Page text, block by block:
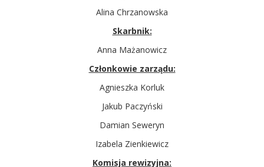
Alina Chrzanowska
Skarbnik:
Anna Mażanowicz
Członkowie zarządu:
Agnieszka Korluk
Jakub Paczyński
Damian Seweryn
Izabela Zienkiewicz
Komisja rewizyjna: